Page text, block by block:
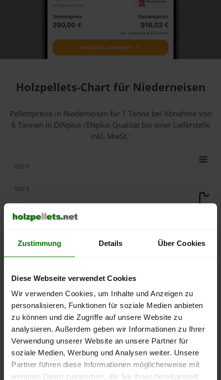
Zustimmung Details Über Cookies
Diese Webseite verwendet Cookies
Wir verwenden Cookies, um Inhalte und Anzeigen zu
personalisieren, Funktionen für soziale Medien anbieten
zu können und die Zugriffe auf unsere Website zu
analysieren. Außerdem geben wir Informationen zu Ihrer
Verwendung unserer Website an unsere Partner für
soziale Medien, Werbung und Analysen weiter. Unsere
Partner führen diese Informationen möglicherweise mit
weiteren Daten zusammen, die Sie ihnen bereitgestellt
Holzpellets-Chart für Niederneisen
Pelletspreise in Niederneisen für 1 Tonne bei Abnahmevon
6 Tonnen in DINplus-/ENplus-Qualität bei einer Lieferstelle
inkl. MwSt.:
lose Ware Sackware
September
2025
Januar
2026
Mai
2026
300 €
350 €
450 €
500 €
550 €
Die aktuelle Preisentwicklung für Holzpellets in Deutschland
können Sie jederzeit auf unsererPelletspreise-Seite
nachvollziehen.